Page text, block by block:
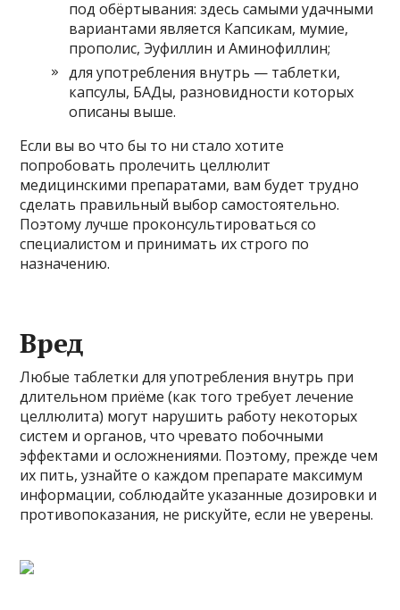
под обёртывания: здесь самыми удачными
вариантами является Капсикам, мумие,
прополис, Эуфиллин и Аминофиллин;
для употребления внутрь — таблетки,
капсулы, БАДы, разновидности которых
описаны выше.
Если вы во что бы то ни стало хотите
попробовать пролечить целлюлит
медицинскими препаратами, вам будет трудно
сделать правильный выбор самостоятельно.
Поэтому лучше проконсультироваться со
специалистом и принимать их строго по
назначению.
Вред
Любые таблетки для употребления внутрь при
длительном приёме (как того требует лечение
целлюлита) могут нарушить работу некоторых
систем и органов, что чревато побочными
эффектами и осложнениями. Поэтому, прежде чем
их пить, узнайте о каждом препарате максимум
информации, соблюдайте указанные дозировки и
противопоказания, не рискуйте, если не уверены.